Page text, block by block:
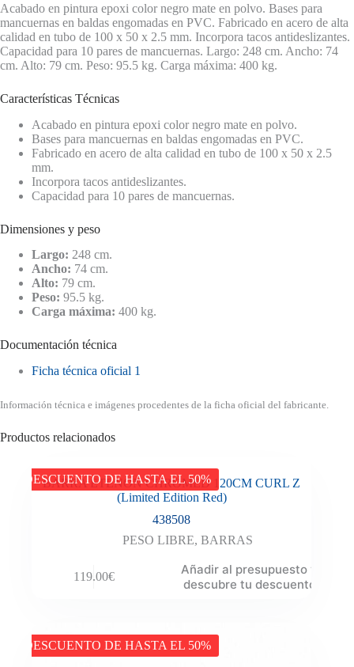
Acabado en pintura epoxi color negro mate en polvo. Bases para
mancuernas en baldas engomadas en PVC. Fabricado en acero de alta
calidad en tubo de 100 x 50 x 2.5 mm. Incorpora tacos antideslizantes.
Capacidad para 10 pares de mancuernas. Largo: 248 cm. Ancho: 74
cm. Alto: 79 cm. Peso: 95.5 kg. Carga máxima: 400 kg.
Características Técnicas
Acabado en pintura epoxi color negro mate en polvo.
Bases para mancuernas en baldas engomadas en PVC.
Fabricado en acero de alta calidad en tubo de 100 x 50 x 2.5
mm.
Incorpora tacos antideslizantes.
Capacidad para 10 pares de mancuernas.
Dimensiones y peso
Largo: 248 cm.
Ancho: 74 cm.
Alto: 79 cm.
Peso: 95.5 kg.
Carga máxima: 400 kg.
Documentación técnica
Ficha técnica oficial 1
Información técnica e imágenes procedentes de la ficha oficial del fabricante.
Productos relacionados
DESCUENTO DE HASTA EL 50%
BARRA ETENON CHROMED 120CM CURL Z
(Limited Edition Red)
438508
PESO LIBRE, BARRAS
119.00€
Añadir al presupuesto y
descubre tu descuento
DESCUENTO DE HASTA EL 50%